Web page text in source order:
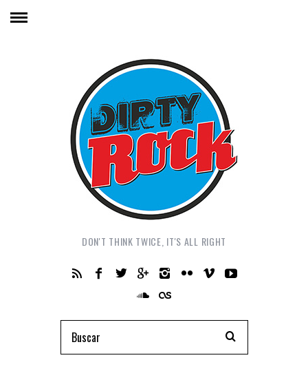
DON'T THINK TWICE, IT'S ALL RIGHT